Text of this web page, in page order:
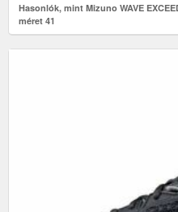
Hasonlók, mint Mizuno WAVE
méret 41